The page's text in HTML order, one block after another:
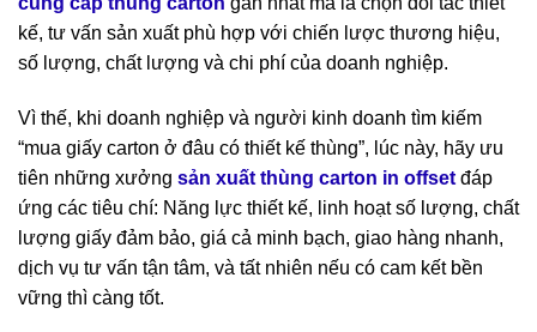
kế, tư vấn sản xuất phù hợp với chiến lược thương hiệu,
số lượng, chất lượng và chi phí của doanh nghiệp.
Vì thế, khi doanh nghiệp và người kinh doanh tìm kiếm
“mua giấy carton ở đâu có thiết kế thùng”, lúc này, hãy ưu
tiên những xưởng sản xuất thùng carton in offset đáp
ứng các tiêu chí: Năng lực thiết kế, linh hoạt số lượng, chất
lượng giấy đảm bảo, giá cả minh bạch, giao hàng nhanh,
dịch vụ tư vấn tận tâm, và tất nhiên nếu có cam kết bền
vững thì càng tốt.